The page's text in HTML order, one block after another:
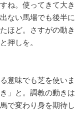
ね。使ってきて大き
ない馬場でも後半に
ほど。さすがの動き
押しを。
意味でも芝を使いま
」と。調教の動きは
で変わり身を期待し